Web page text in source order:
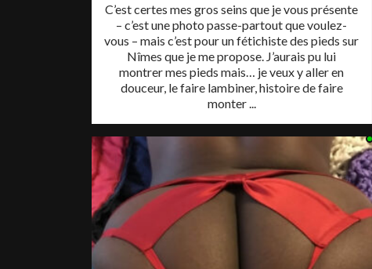
C’est certes mes gros seins que je vous présente
– c’est une photo passe-partout que voulez-
vous – mais c’est pour un fétichiste des pieds sur
Nîmes que je me propose. J’aurais pu lui
montrer mes pieds mais… je veux y aller en
douceur, le faire lambiner, histoire de faire
monter ...